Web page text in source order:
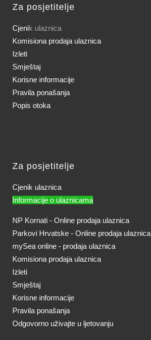
Za posjetitelje
Cjenik ulaznica
Komisiona prodaja ulaznica
Izleti
Smještaj
Korisne informacije
Pravila ponašanja
Popis otoka
Za posjetitelje
Cjenik ulaznica
Informacije o ulaznicama
NP Kornati - Online prodaja ulaznica
Parkovi Hrvatske - Online prodaja ulaznica
mySea online - prodaja ulaznica
Komisiona prodaja ulaznica
Izleti
Smještaj
Korisne informacije
Pravila ponašanja
Odgovorno uživajte u ljetovanju